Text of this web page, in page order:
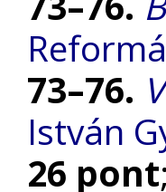
73–76.
István
26 pont;